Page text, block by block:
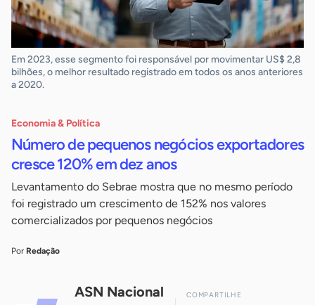
Em 2023, esse segmento foi responsável por movimentar US$ 2,8
bilhões, o melhor resultado registrado em todos os anos anteriores
a 2020.
Economia & Política
Número de pequenos negócios exportadores
cresce 120% em dez anos
Levantamento do Sebrae mostra que no mesmo período
foi registrado um crescimento de 152% nos valores
comercializados por pequenos negócios
Por Redação
ASN Nacional COMPARTILHE